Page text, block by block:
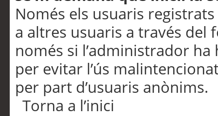
Només els usuaris
a altres usuaris a través
només si l’administrador
per evitar l’ús
per part d’usuaris anònims.
Torna a l’inici